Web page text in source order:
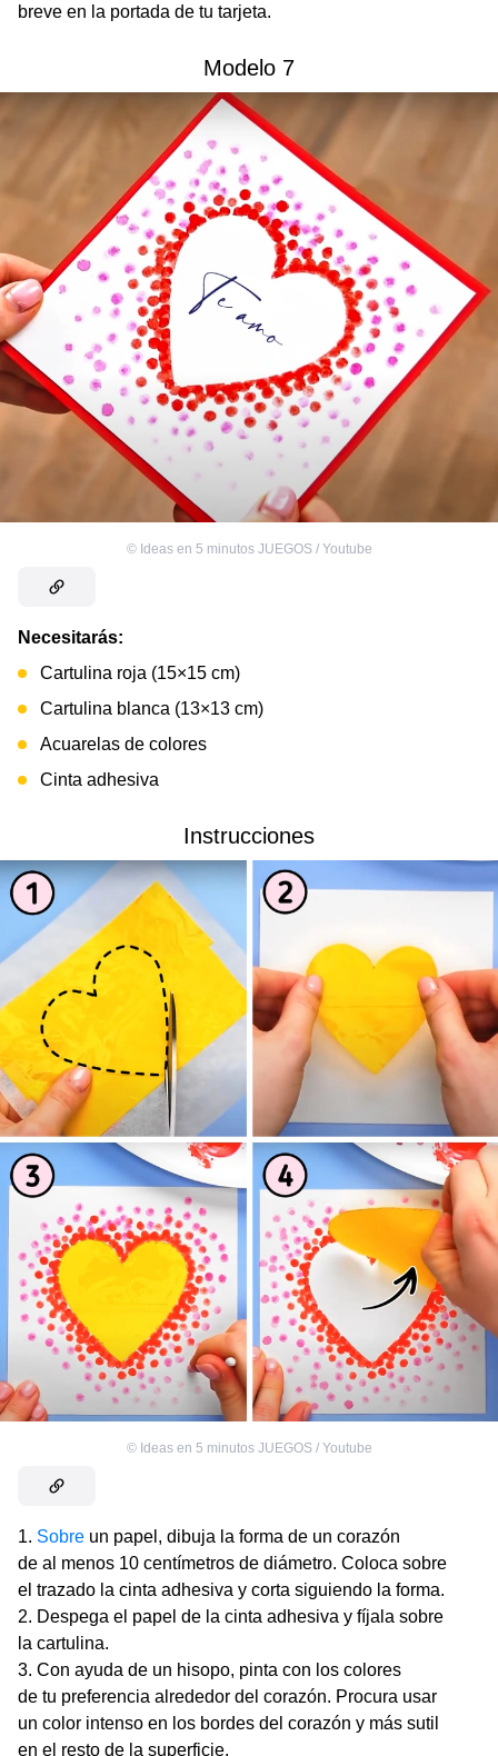
breve en la portada de tu tarjeta.
Modelo 7
© Ideas en 5 minutos JUEGOS / Youtube
Necesitarás:
Cartulina roja (15×15 cm)
Cartulina blanca (13×13 cm)
Acuarelas de colores
Cinta adhesiva
Instrucciones
© Ideas en 5 minutos JUEGOS / Youtube
Sobre un papel, dibuja la forma de un corazón
de al menos 10 centímetros de diámetro. Coloca sobre
el trazado la cinta adhesiva y corta siguiendo la forma.
Despega el papel de la cinta adhesiva y fíjala sobre
la cartulina.
Con ayuda de un hisopo, pinta con los colores
de tu preferencia alrededor del corazón. Procura usar
un color intenso en los bordes del corazón y más sutil
en el resto de la superficie.